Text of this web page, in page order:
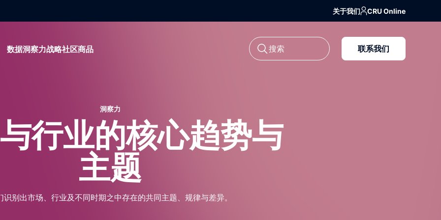
数据洞察力战略社区商品
关于我们 CRU Online
联系我们
洞察力
行业的核心趋势与
主题
识别出市场、行业及不同时期之中存在的共同主题、规律与差异。